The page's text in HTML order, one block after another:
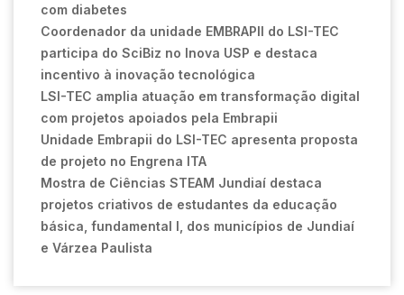
com diabetes
Coordenador da unidade EMBRAPII do LSI-TEC
participa do SciBiz no Inova USP e destaca
incentivo à inovação tecnológica
LSI-TEC amplia atuação em transformação digital
com projetos apoiados pela Embrapii
Unidade Embrapii do LSI-TEC apresenta proposta
de projeto no Engrena ITA
Mostra de Ciências STEAM Jundiaí destaca
projetos criativos de estudantes da educação
básica, fundamental I, dos municípios de Jundiaí
e Várzea Paulista